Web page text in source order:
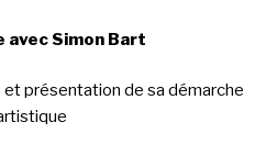
avec Simon Bart
présentation de sa démarche